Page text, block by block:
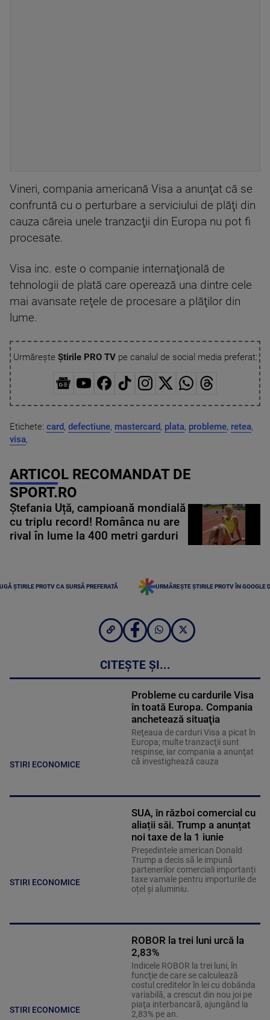
Vineri, compania americană Visa a anunţat că se
confruntă cu o perturbare a serviciului de plăţi din
cauza căreia unele tranzacţii din Europa nu pot fi
procesate.
Visa inc. este o companie internaţională de
tehnologii de plată care operează una dintre cele
mai avansate reţele de procesare a plăţilor din
lume.
Urmărește Știrile PRO TVpe canalul de social media preferat:
Etichete: card, defectiune, mastercard, plata, probleme, retea,
visa,
ARTICOL RECOMANDAT DE
SPORT.RO
Ștefania Uță, campioană mondială
cu triplu record! Românca nu are
rival în lume la 400 metri garduri
ȘTIRILE PROTV CA SURSĂ PREFERATĂ URMĂREȘTE ȘTIRILE PROTV ÎN GOOGLE
CITEȘTE ȘI...
STIRI ECONOMICE
Probleme cu cardurile Visa
în toată Europa. Compania
anchetează situaţia
Reţeaua de carduri Visa a picat în
Europa; multe tranzacţii sunt
respinse, iar compania a anunţat
că investighează cauza
STIRI ECONOMICE
SUA, în război comercial cu
aliații săi. Trump a anunțat
noi taxe de la 1 iunie
Președintele american Donald
Trump a decis să le impună
partenerilor comerciali importanți
taxe vamale pentru importurile de
oțel și aluminiu.
STIRI ECONOMICE
ROBOR la trei luni urcă la
2,83%
Indicele ROBOR la trei luni, în
funcţie de care se calculează
costul creditelor în lei cu dobânda
variabilă, a crescut din nou joi pe
piaţa interbancară, ajungând la
2,83% pe an.